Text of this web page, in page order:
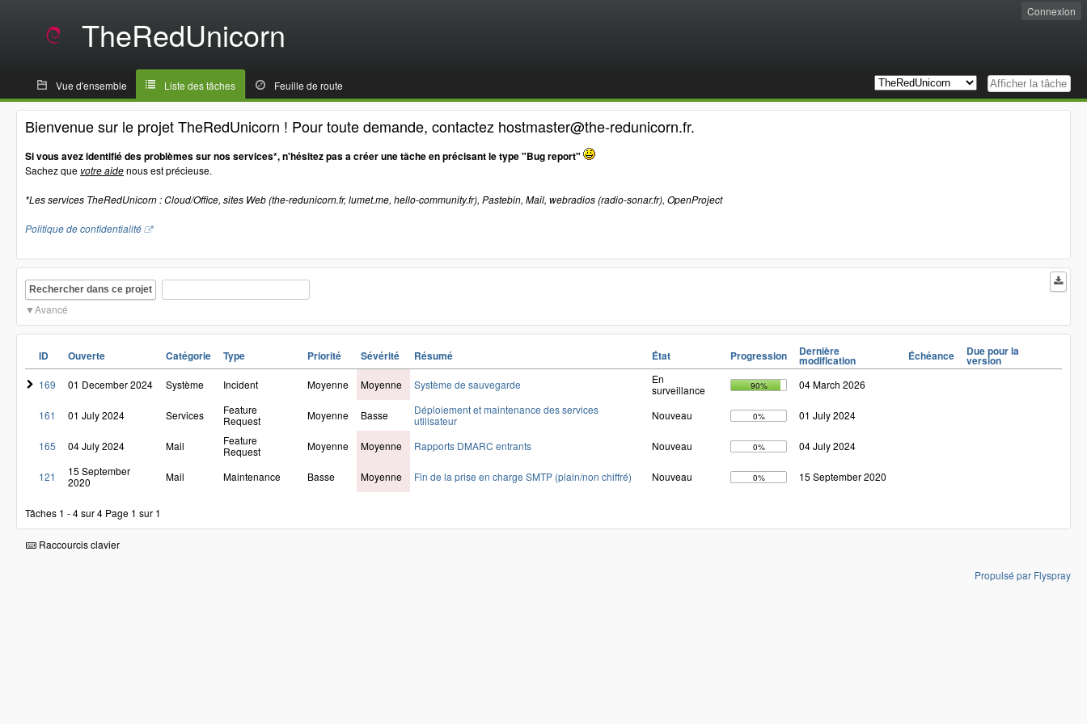
TheRedUnicorn
Connexion
Vue d'ensemble Liste des tâches Feuille de route
Bienvenue sur le projet TheRedUnicorn ! Pour toute demande, contactez hostmaster@the-redunicorn.fr.
Si vous avez identifié des problèmes sur nos services*, n'hésitez pas a créer une tâche en précisant le type "Bug report"
Sachez que votre aidenous est précieuse.
*Les services TheRedUnicorn : Cloud/Office, sites Web (the-redunicorn.fr, lumet.me, hello-community.fr), Pastebin, Mail, webradios (radio-sonar.fr), OpenProject
Politique de confidentialité
Rechercher dans ce projet
Avancé
ID Ouverte Catégorie Type Priorité Sévérité Résumé État Progression Dernière
modification Échéance Due pour la
version
169 01 December 2024 Système Incident Moyenne Moyenne Système de sauvegarde
En
surveillance
90% 04 March 2026
161 01 July 2024 Services
Feature
Request
Moyenne Basse
Déploiement et maintenance des services
utilisateur
Nouveau 0% 01 July 2024
165 04 July 2024 Mail
Feature
Request
Moyenne Moyenne Rapports DMARC entrants Nouveau 0% 04 July 2024
121
15 September
2020
Mail Maintenance Basse Moyenne Fin de la prise en charge SMTP (plain/non chiffré) Nouveau 0% 15 September 2020
Tâches 1 - 4 sur 4 Page 1 sur 1
Raccourcis clavier
Propulsé par Flyspray